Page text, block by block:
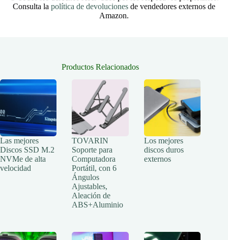
Consulta la política de devoluciones de vendedores externos de
Amazon.
Productos Relacionados
Las mejores
Discos SSD M.2
NVMe de alta
velocidad
TOVARIN
Soporte para
Computadora
Portátil, con 6
Ángulos
Ajustables,
Aleación de
ABS+Aluminio
Los mejores
discos duros
externos